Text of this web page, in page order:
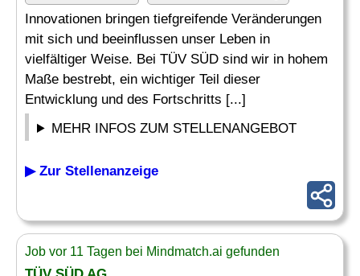
Innovationen bringen tiefgreifende Veränderungen
mit sich und beeinflussen unser Leben in
vielfältiger Weise. Bei TÜV SÜD sind wir in hohem
Maße bestrebt, ein wichtiger Teil dieser
Entwicklung und des Fortschritts [...]
MEHR INFOS ZUM STELLENANGEBOT
▶ Zur Stellenanzeige
Job vor 11 Tagen bei Mindmatch.ai gefunden